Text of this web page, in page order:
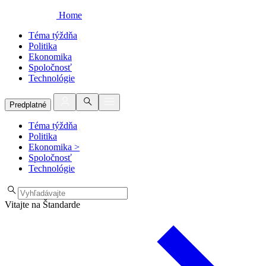
Home
Téma týždňa
Politika
Ekonomika
Spoločnosť
Technológie
Predplatné
Téma týždňa
Politika
Ekonomika >
Spoločnosť
Technológie
Vitajte na Štandarde